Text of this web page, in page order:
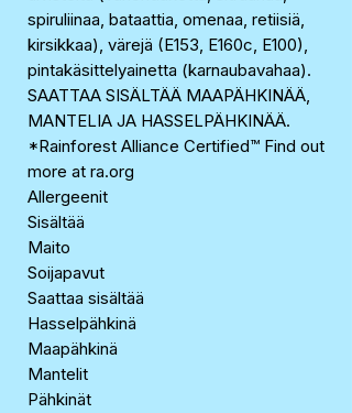
spiruliinaa, bataattia, omenaa, retiisiä,
kirsikkaa), värejä (E153, E160c, E100),
pintakäsittelyainetta (karnaubavahaa).
SAATTAA SISÄLTÄÄ MAAPÄHKINÄÄ,
MANTELIA JA HASSELPÄHKINÄÄ.
*Rainforest Alliance Certified™ Find out
more at ra.org
Allergeenit
Sisältää
Maito
Soijapavut
Saattaa sisältää
Hasselpähkinä
Maapähkinä
Mantelit
Pähkinät